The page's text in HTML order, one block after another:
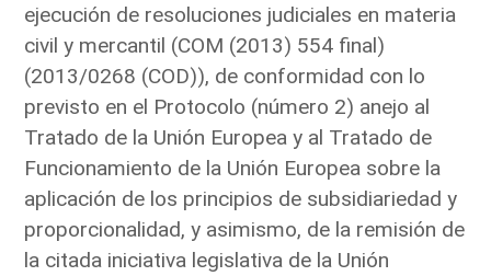
ejecución de resoluciones judiciales en materia
civil y mercantil (COM (2013) 554 final)
(2013/0268 (COD)), de conformidad con lo
previsto en el Protocolo (número 2) anejo al
Tratado de la Unión Europea y al Tratado de
Funcionamiento de la Unión Europea sobre la
aplicación de los principios de subsidiariedad y
proporcionalidad, y asimismo, de la remisión de
la citada iniciativa legislativa de la Unión